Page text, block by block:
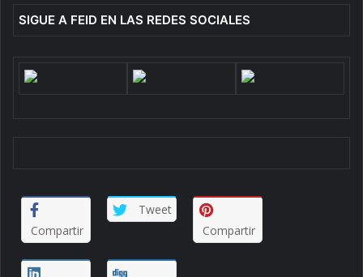
SIGUE A FEID EN LAS REDES SOCIALES
Compartir
Tweet
Compartir